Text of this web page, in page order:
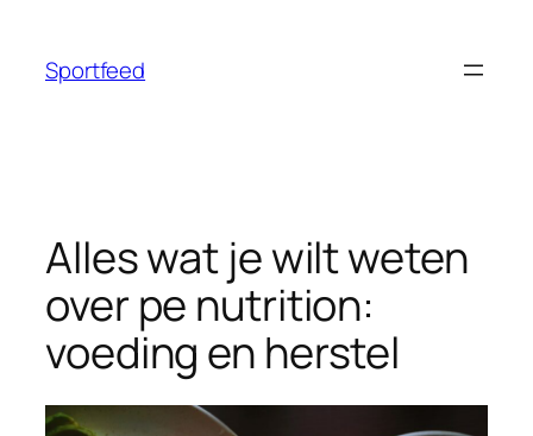
Sportfeed
Alles wat je wilt weten
over pe nutrition:
voeding en herstel